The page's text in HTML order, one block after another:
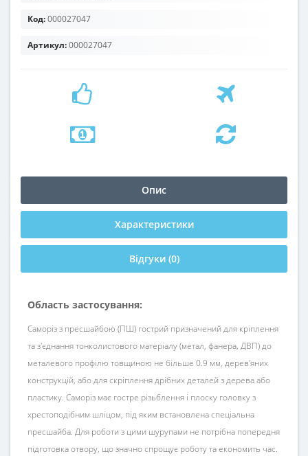
Код:000027047
Артикул:000027047
Опис
Характеристики
Відгуки (0)
Область застосування:
Саморіз з пресшайбою (ПШ) гострий призначений для кріплення
та з'єднання тонколистового матеріалу (метал, фанера, ДВП) до
металевого профілю товщиною не більше 0.9 мм, дерев'яних
конструкцій, або для скріплення дрібних деталей з дерева або
пластику. Саморіз має гостре різьблення і плоску головку з
хрестоподібним шліцом, під яким встановлена ​​спеціальна
пресшайба. Для роботи з цими шурупами не потрібна попередня
підготовка отвору, що значно спрощує роботу та економить час.